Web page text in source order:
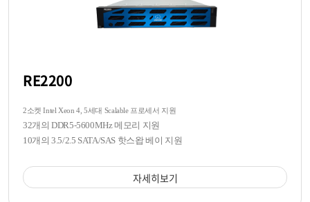
RE2200
2소켓 Intel Xeon 4, 5세대 Scalable 프로세서 지원
32개의 DDR5-5600MHz 메모리 지원
10개의 3.5/2.5 SATA/SAS 핫스왑 베이 지원
자세히보기